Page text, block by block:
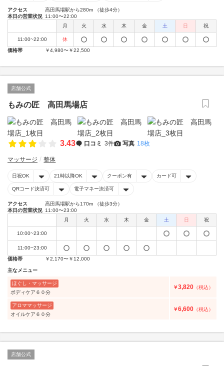
アクセス
高田馬場駅から280m （徒歩4分）
本日の営業状況 11:00〜22:00
月
火 水 木 金 土 日 祝
11:00~22:00
休
価格帯
￥4,980〜￥22,500
店舗公式
もみの匠 高田馬場店
3.43 口コミ 3件 写真 18枚
マッサージ 整体
日祝OK 21時以降OK クーポン有 カード可
QRコード決済可 電子マネー決済可
アクセス
高田馬場駅から170m （徒歩3分）
本日の営業状況 11:00〜23:00
月
火 水 木 金 土 日 祝
10:00~23:00
11:00~23:00
価格帯
￥2,170〜￥12,000
主なメニュー
ほぐし・マッサージ
ボディケア６０分
￥3,820 （税込）
アロママッサージ
オイルケア６０分
￥6,600 （税込）
店舗公式